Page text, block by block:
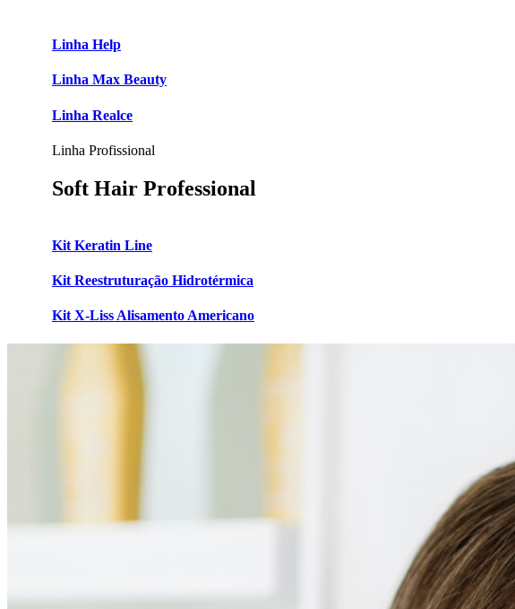
Linha Help
Linha Max Beauty
Linha Realce
Linha Profissional
Soft Hair Professional
Kit Keratin Line
Kit Reestruturação Hidrotérmica
Kit X-Liss Alisamento Americano